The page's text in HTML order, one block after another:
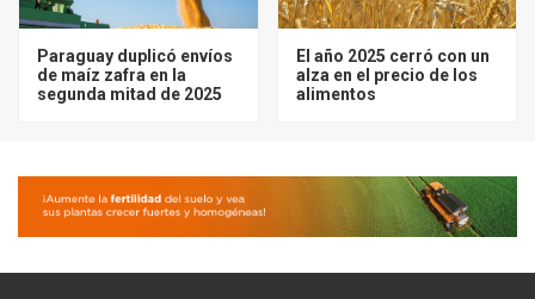
Paraguay duplicó envíos
de maíz zafra en la
segunda mitad de 2025
El año 2025 cerró con un
alza en el precio de los
alimentos